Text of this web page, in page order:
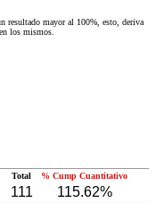
resultado mayor al 100%, esto, deriva
los mismos.
Total % Cump Cuantitativo
111 115.62%